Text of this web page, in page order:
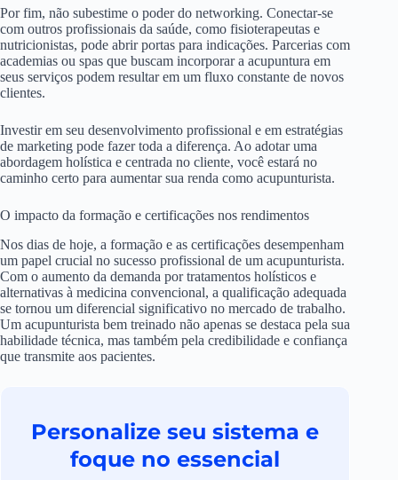
Por fim, não subestime o poder do networking. Conectar-se
com outros profissionais da saúde, como fisioterapeutas e
nutricionistas, pode abrir portas para indicações. Parcerias com
academias ou spas que buscam incorporar a acupuntura em
seus serviços podem resultar em um fluxo constante de novos
clientes.
Investir em seu desenvolvimento profissional e em estratégias
de marketing pode fazer toda a diferença. Ao adotar uma
abordagem holística e centrada no cliente, você estará no
caminho certo para aumentar sua renda como acupunturista.
O impacto da formação e certificações nos rendimentos
Nos dias de hoje, a formação e as certificações desempenham
um papel crucial no sucesso profissional de um acupunturista.
Com o aumento da demanda por tratamentos holísticos e
alternativas à medicina convencional, a qualificação adequada
se tornou um diferencial significativo no mercado de trabalho.
Um acupunturista bem treinado não apenas se destaca pela sua
habilidade técnica, mas também pela credibilidade e confiança
que transmite aos pacientes.
Personalize seu sistema e
foque no essencial